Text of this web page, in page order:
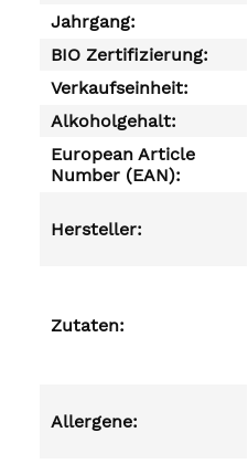
Jahrgang:
BIO Zertifizierung:
Verkaufseinheit:
Alkoholgehalt:
European Article
Number (EAN):
Hersteller:
Zutaten:
Allergene: